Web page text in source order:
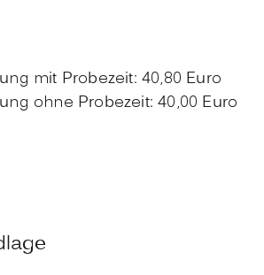
mit Probezeit: 40,80 Euro
ohne Probezeit: 40,00 Euro